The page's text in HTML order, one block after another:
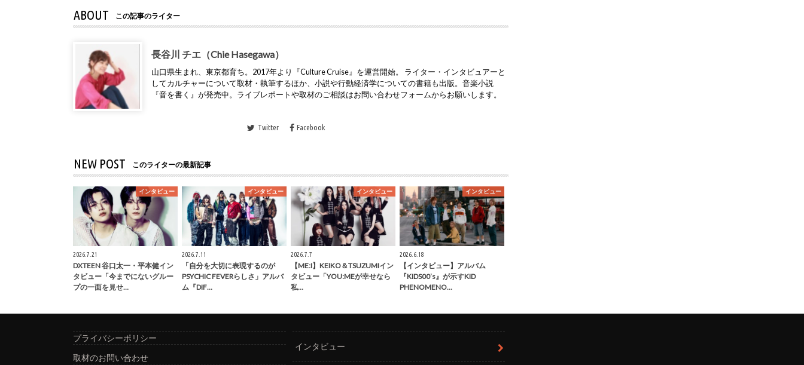
ABOUT この記事のライター
長谷川 チエ（Chie Hasegawa）
山口県生まれ、東京都育ち。2017年より『Culture Cruise』を運営開始。 ライター・インタビュアーと
してカルチャーについて取材・執筆するほか、小説や行動経済学についての書籍も出版。音楽小説
『音を書く』が発売中。ライブレポートや取材のご相談はお問い合わせフォームからお願いします。
Twitter Facebook
NEW POST このライターの最新記事
インタビュー
2026.7.21
DXTEEN 谷口太一・平本健イン
タビュー「今までにないグルー
プの一面を見せ…
インタビュー
2026.7.11
「自分を大切に表現するのが
PSYCHIC FEVERらしさ」アルバ
ム『DIF…
インタビュー
2026.7.7
【ME:I】KEIKO＆TSUZUMIイン
タビュー「YOU:MEが幸せなら
私…
インタビュー
2026.6.18
【インタビュー】アルバム
『KIDS00’s』が示すKID
PHENOMENO…
プライバシーポリシー
取材のお問い合わせ
インタビュー